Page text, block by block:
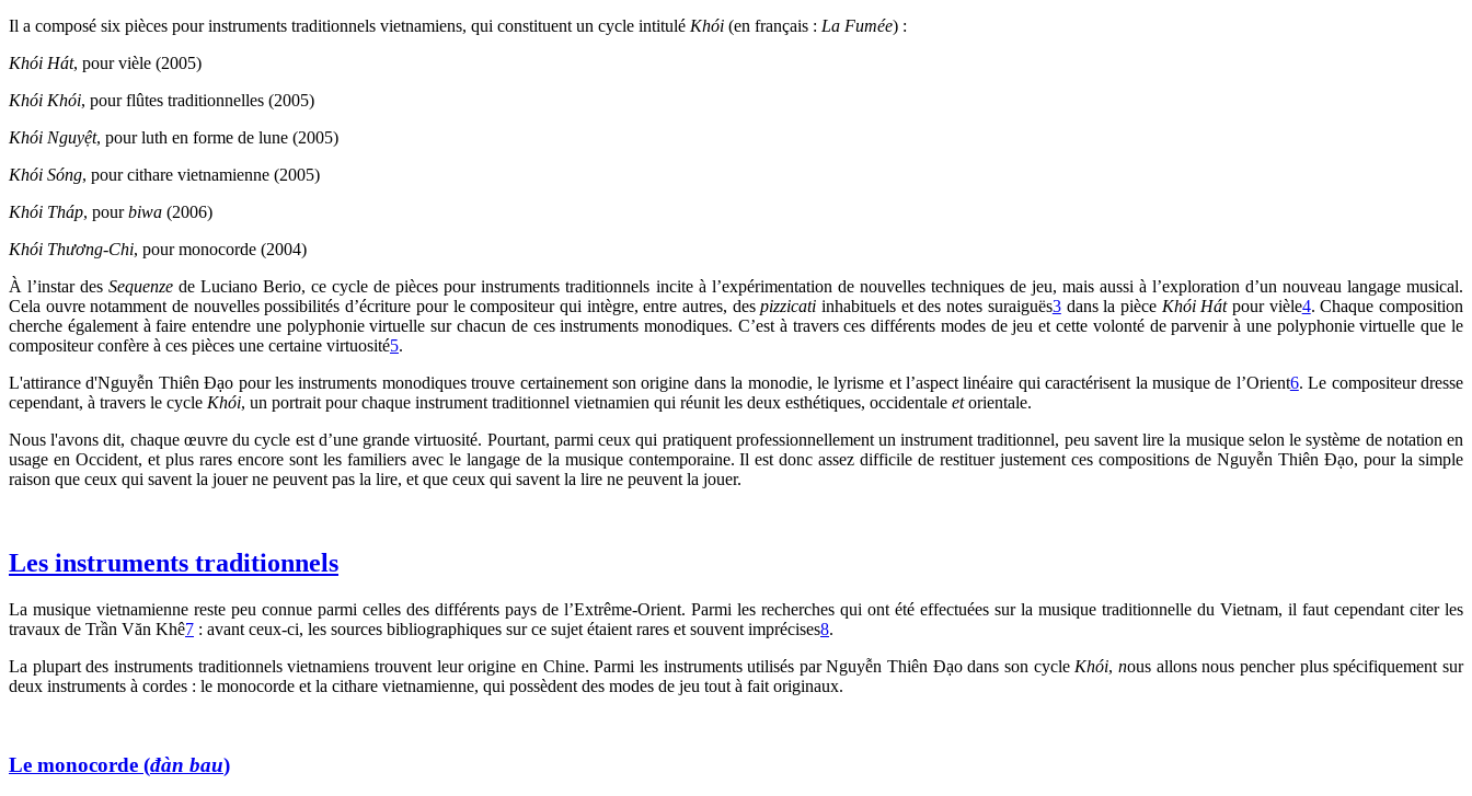
Il a composé six pièces pour instruments traditionnels vietnamiens, qui constituent un cycle intitulé Khói (en français : La Fumée) :
Khói Hát, pour vièle (2005)
Khói Khói, pour flûtes traditionnelles (2005)
Khói Nguyệt, pour luth en forme de lune (2005)
Khói Sóng, pour cithare vietnamienne (2005)
Khói Tháp, pourbiwa (2006)
Khói Thương-Chi, pour monocorde (2004)
À l’instar desSequenzede Luciano Berio, ce cycle de pièces pour instruments traditionnels incite à l’expérimentation de nouvelles techniques de jeu, mais aussi à l’exploration d’un nouveau langage musical.
Cela ouvre notamment de nouvelles possibilités d’écriture pour le compositeur qui intègre, entre autres, despizzicatiinhabituels et des notes suraiguës3dans la pièce Khói Hátpour vièle4. Chaque composition
cherche également à faire entendre une polyphonie virtuelle sur chacun de ces instruments monodiques. C’est à travers ces différents modes de jeu et cette volonté de parvenir à une polyphonie virtuelle que le
compositeur confère à ces pièces une certaine virtuosité5.
L'attirance d'Nguyễn Thiên Đạo pour les instruments monodiques trouve certainement son origine dans la monodie, le lyrisme et l’aspect linéaire qui caractérisent la musique de l’Orient6. Le compositeur dresse
cependant, à travers le cycle Khói, un portrait pour chaque instrument traditionnel vietnamien qui réunit les deux esthétiques, occidentale etorientale.
Nous l'avons dit, chaque œuvre du cycle est d’une grande virtuosité. Pourtant, parmi ceux qui pratiquent professionnellement un instrument traditionnel, peu savent lire la musique selon le système de notation en
usage en Occident, et plus rares encore sont les familiers avec le langage de la musique contemporaine. Il est donc assez difficile de restituer justement ces compositions de Nguyễn Thiên Đạo, pour la simple
raison que ceux qui savent la jouer ne peuvent pas la lire, et que ceux qui savent la lire ne peuvent la jouer.
Les instruments traditionnels
La musique vietnamienne reste peu connue parmi celles des différents pays de l’Extrême-Orient. Parmi les recherches qui ont été effectuées sur la musique traditionnelle du Vietnam, il faut cependant citer les
travaux de Trần Văn Khê7 : avant ceux-ci, les sources bibliographiques sur ce sujet étaient rares et souvent imprécises8.
La plupart des instruments traditionnels vietnamiens trouvent leur origine en Chine. Parmi les instruments utilisés par Nguyễn Thiên Đạo dans son cycle Khói, nous allons nous pencher plus spécifiquement sur
deux instruments à cordes : le monocorde et la cithare vietnamienne, qui possèdent des modes de jeu tout à fait originaux.
Le monocorde (đàn bau)